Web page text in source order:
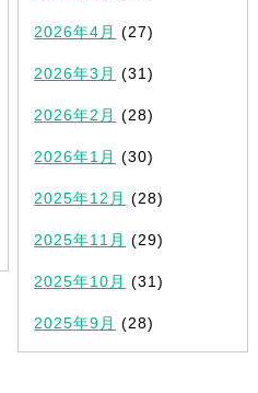
2026年4月 (27)
2026年3月 (31)
2026年2月 (28)
2026年1月 (30)
2025年12月 (28)
2025年11月 (29)
2025年10月 (31)
2025年9月 (28)